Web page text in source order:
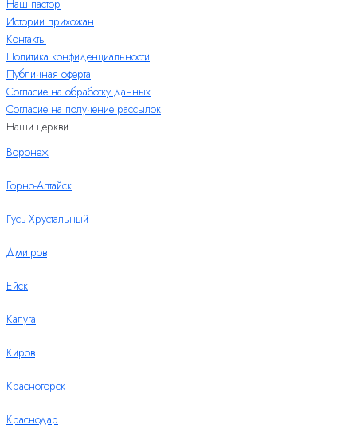
Наш пастор
Истории прихожан
Контакты
Политика конфиденциальности
Публичная оферта
Согласие на обработку данных
Согласие на получение рассылок
Наши церкви
Воронеж
Горно-Алтайск
Гусь-Хрустальный
Дмитров
Ейск
Калуга
Киров
Красногорск
Краснодар